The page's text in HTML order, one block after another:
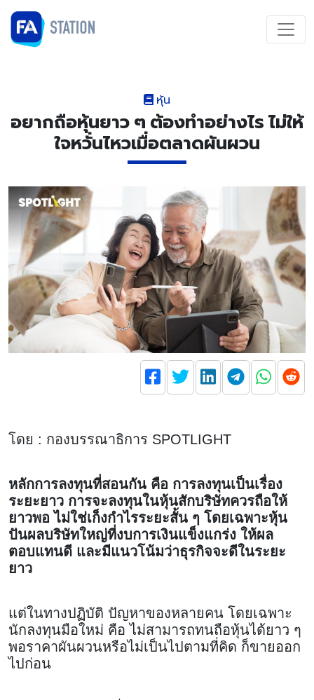
หุ้น
อยากถือหุ้นยาว ๆ ต้องทำอย่างไร ไม่ให้
ใจหวั่นไหวเมื่อตลาดผันผวน
โดย : กองบรรณาธิการ SPOTLIGHT
หลักการลงทุนที่สอนกัน คือ การลงทุนเป็นเรื่อง
ระยะยาว การจะลงทุนในหุ้นสักบริษัทควรถือให้
ยาวพอ ไม่ใช่เก็งกำไรระยะสั้น ๆ โดยเฉพาะหุ้น
ปันผลบริษัทใหญ่ที่งบการเงินแข็งแกร่ง ให้ผล
ตอบแทนดี และมีแนวโน้มว่าธุรกิจจะดีในระยะ
ยาว
แต่ในทางปฏิบัติ ปัญหาของหลายคน โดยเฉพาะ
นักลงทุนมือใหม่ คือ ไม่สามารถทนถือหุ้นได้ยาว ๆ
พอราคาผันผวนหรือไม่เป็นไปตามที่คิด ก็ขายออก
ไปก่อน